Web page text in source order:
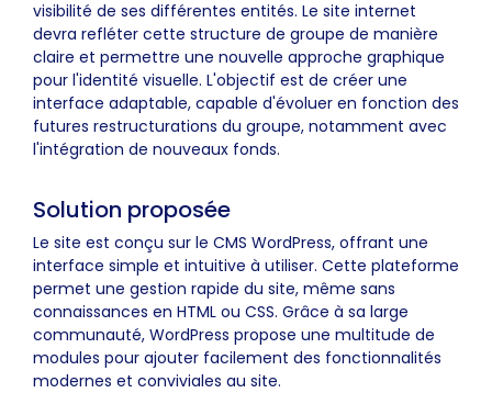
visibilité de ses différentes entités. Le site internet
devra refléter cette structure de groupe de manière
claire et permettre une nouvelle approche graphique
pour l'identité visuelle. L'objectif est de créer une
interface adaptable, capable d'évoluer en fonction des
futures restructurations du groupe, notamment avec
l'intégration de nouveaux fonds.
Solution proposée
Le site est conçu sur le CMS WordPress, offrant une
interface simple et intuitive à utiliser. Cette plateforme
permet une gestion rapide du site, même sans
connaissances en HTML ou CSS. Grâce à sa large
communauté, WordPress propose une multitude de
modules pour ajouter facilement des fonctionnalités
modernes et conviviales au site.